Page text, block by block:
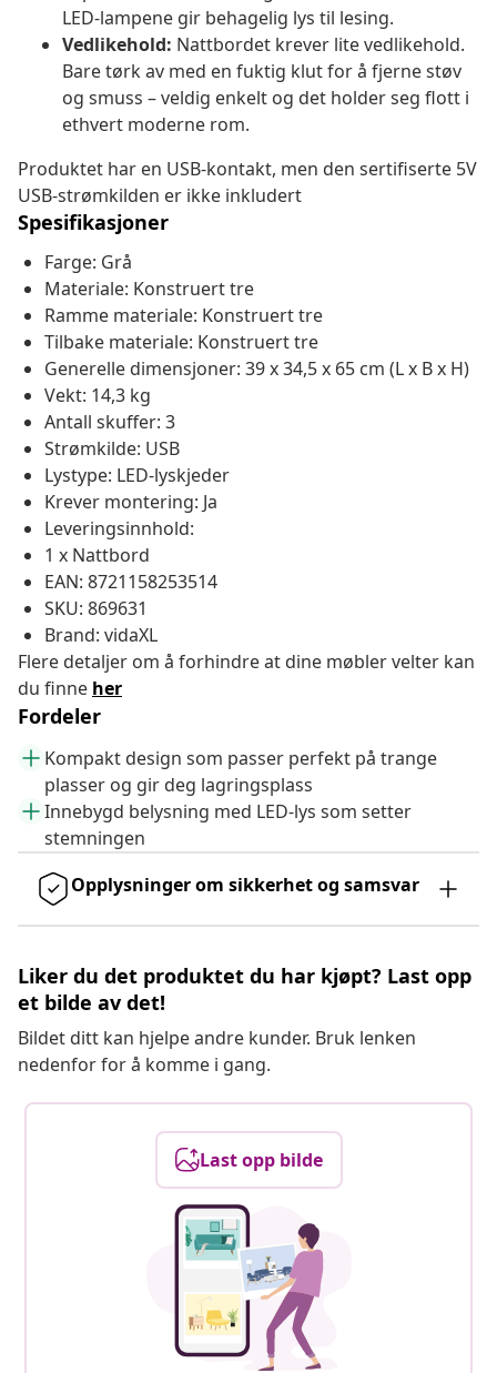
LED-lampene gir behagelig lys til lesing.
Vedlikehold: Nattbordet krever lite vedlikehold.
Bare tørk av med en fuktig klut for å fjerne støv
og smuss – veldig enkelt og det holder seg flott i
ethvert moderne rom.
Produktet har en USB-kontakt, men den sertifiserte 5V
USB-strømkilden er ikke inkludert
Spesifikasjoner
Farge: Grå
Materiale: Konstruert tre
Ramme materiale: Konstruert tre
Tilbake materiale: Konstruert tre
Generelle dimensjoner: 39 x 34,5 x 65 cm (L x B x H)
Vekt: 14,3 kg
Antall skuffer: 3
Strømkilde: USB
Lystype: LED-lyskjeder
Krever montering: Ja
Leveringsinnhold:
1 x Nattbord
EAN: 8721158253514
SKU: 869631
Brand: vidaXL
Flere detaljer om å forhindre at dine møbler velter kan
du finne her
Fordeler
Kompakt design som passer perfekt på trange
plasser og gir deg lagringsplass
Innebygd belysning med LED-lys som setter
stemningen
Opplysninger om sikkerhet og samsvar
Liker du det produktet du har kjøpt? Last opp
et bilde av det!
Bildet ditt kan hjelpe andre kunder. Bruk lenken
nedenfor for å komme i gang.
Last opp bilde